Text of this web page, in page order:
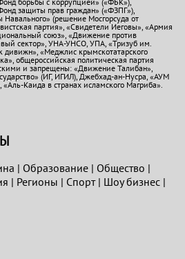
защиты прав граждан» («ФЗПГ»),
(решение Мосгорсуда от
партия», «Свидетели Иеговы», «Армия
союз», «Движение против
сектор», УНА-УНСО, УПА, «Тризуб им.
дивижн», «Меджлис крымскотатарского
общероссийская политическая партия
и запрещены: «Движение Талибан»,
(ИГ, ИГИЛ), Джебхад-ан-Нусра, «АУМ
Каида в странах исламского Магриба».
| Образование| Общество |
| Регионы | Спорт| Шоу бизнес|